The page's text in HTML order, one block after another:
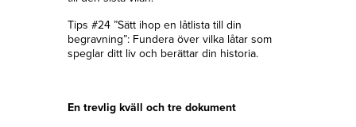
Tips #24 ”Sätt ihop en låtlista till din
begravning”: Fundera över vilka låtar som
speglar ditt liv och berättar din historia.
En trevlig kväll och tre dokument